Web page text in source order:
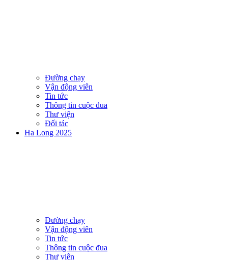
Đường chạy
Vận động viên
Tin tức
Thông tin cuộc đua
Thư viện
Đối tác
Ha Long 2025
Đường chạy
Vận động viên
Tin tức
Thông tin cuộc đua
Thư viện